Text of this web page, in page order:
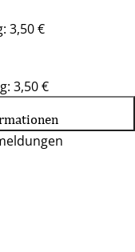
3,50 €
3,50 €